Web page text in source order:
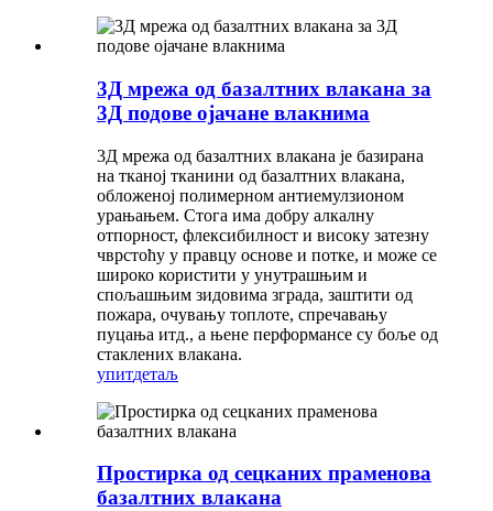
3Д мрежа од базалтних влакана за
3Д подове ојачане влакнима
3Д мрежа од базалтних влакана је базирана
на тканој тканини од базалтних влакана,
обложеној полимерном антиемулзионом
урањањем. Стога има добру алкалну
отпорност, флексибилност и високу затезну
чврстоћу у правцу основе и потке, и може се
широко користити у унутрашњим и
спољашњим зидовима зграда, заштити од
пожара, очувању топлоте, спречавању
пуцања итд., а њене перформансе су боље од
стаклених влакана.
упитдетаљ
Простирка од сецканих праменова
базалтних влакана